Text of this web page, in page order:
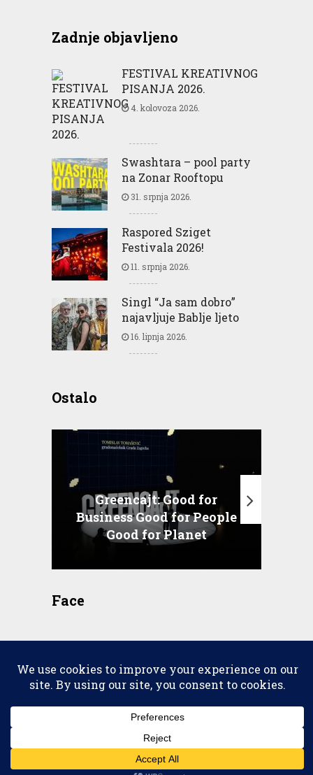
Zadnje objavljeno
FESTIVAL KREATIVNOG
PISANJA 2026.
4. kolovoza 2026.
Swashtara – pool party
na Zonar Rooftopu
31. srpnja 2026.
Raspored Sziget
Festivala 2026!
11. srpnja 2026.
Singl “Ja sam dobro”
najavljuje Bablje ljeto
16. lipnja 2026.
Ostalo
Greencajt: Good for
Business Good for People
Good for Planet
Face
2026 © copyrightScena